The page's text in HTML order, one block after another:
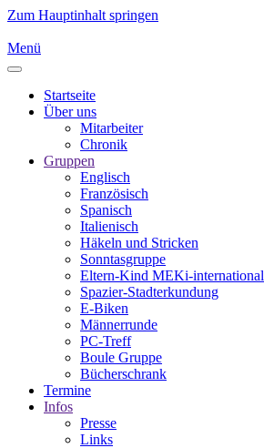
Zum Hauptinhalt springen
Menü
Startseite
Über uns
Mitarbeiter
Chronik
Gruppen
Englisch
Französisch
Spanisch
Italienisch
Häkeln und Stricken
Sonntasgruppe
Eltern-Kind MEKi-international
Spazier-Stadterkundung
E-Biken
Männerrunde
PC-Treff
Boule Gruppe
Bücherschrank
Termine
Infos
Presse
Links